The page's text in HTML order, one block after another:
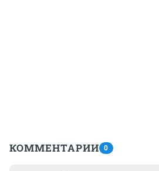
КОММЕНТАРИИ 0